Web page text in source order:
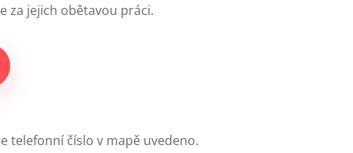
za jejich obětavou práci.
telefonní číslo v mapě uvedeno.